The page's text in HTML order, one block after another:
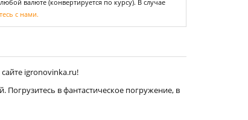
валюте (конвертируется по курсу). В случае
с нами.
igronovinka.ru!
в фантастическое погружение, в